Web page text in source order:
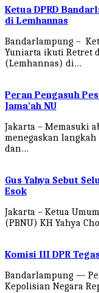
Ketua DPRD
di Lemhannas
Bandarlampung –
Yuniarta ikuti Retret
(Lemhannas) di…
Peran Pengasuh
Jama’ah NU
Jakarta – Memasuki
menegaskan
dan…
Gus Yahya Sebut
Esok
Jakarta – Ketua
(PBNU) KH Yahya
Komisi III DPR
Bandarlampung —
Kepolisian Negara